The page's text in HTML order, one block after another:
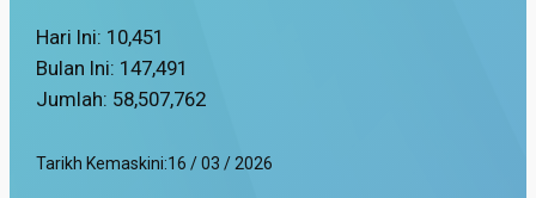
Hari Ini: 10,451
Bulan Ini: 147,491
Jumlah: 58,507,762
Tarikh Kemaskini:16 / 03 / 2026